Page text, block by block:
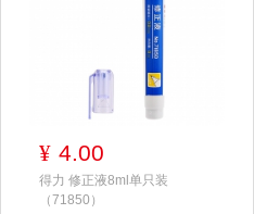
¥ 4.00
得力 修正液8ml单只装
（71850）